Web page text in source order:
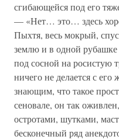
сгибающейся под его
— «Нет… это… здесь
Пыхтя, весь мокрый,
землю и в одной
под сосной на росистую
ничего не делается с
знающим, что такое
сеновале, он так
остротами, шутками,
бесконечный ряд